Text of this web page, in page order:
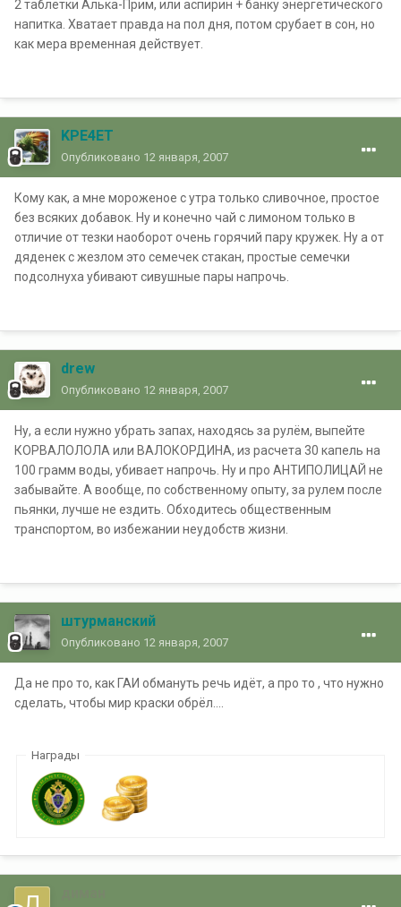
2 таблетки Алька-Прим, или аспирин + банку энергетического
напитка. Хватает правда на пол дня, потом срубает в сон, но
как мера временная действует.
KPE4ET
Опубликовано 12 января, 2007
Кому как, а мне мороженое с утра только сливочное, простое
без всяких добавок. Ну и конечно чай с лимоном только в
отличие от тезки наоборот очень горячий пару кружек. Ну а от
дяденек с жезлом это семечек стакан, простые семечки
подсолнуха убивают сивушные пары напрочь.
drew
Опубликовано 12 января, 2007
Ну, а если нужно убрать запах, находясь за рулём, выпейте
КОРВАЛОЛОЛА или ВАЛОКОРДИНА, из расчета 30 капель на
100 грамм воды, убивает напрочь. Ну и про АНТИПОЛИЦАЙ не
забывайте. А вообще, по собственному опыту, за рулем после
пьянки, лучше не ездить. Обходитесь общественным
транспортом, во избежании неудобств жизни.
штурманский
Опубликовано 12 января, 2007
Да не про то, как ГАИ обмануть речь идёт, а про то , что нужно
сделать, чтобы мир краски обрёл....
Награды